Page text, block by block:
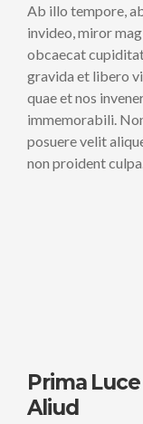
Ab illo tempore,
invideo, miror
obcaecat
gravida et libero
quae et nos
immemorabili.
posuere velit
non proident culpa.
Prima
Aliud